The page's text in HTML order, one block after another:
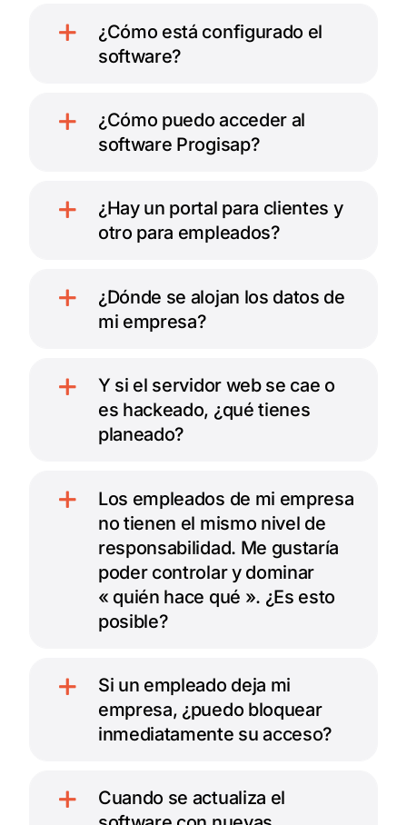
¿Cómo está configurado el
software?
¿Cómo puedo acceder al
software Progisap?
¿Hay un portal para clientes y
otro para empleados?
¿Dónde se alojan los datos de
mi empresa?
Y si el servidor web se cae o
es hackeado, ¿qué tienes
planeado?
Los empleados de mi empresa
no tienen el mismo nivel de
responsabilidad. Me gustaría
poder controlar y dominar
« quién hace qué ». ¿Es esto
posible?
Si un empleado deja mi
empresa, ¿puedo bloquear
inmediatamente su acceso?
Cuando se actualiza el